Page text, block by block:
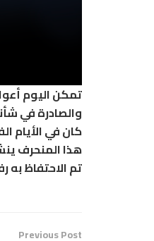
والصادرة في شأنه
كان في الأيام
هذا المنحرف
تم الاحتفاظ به
Previous Post